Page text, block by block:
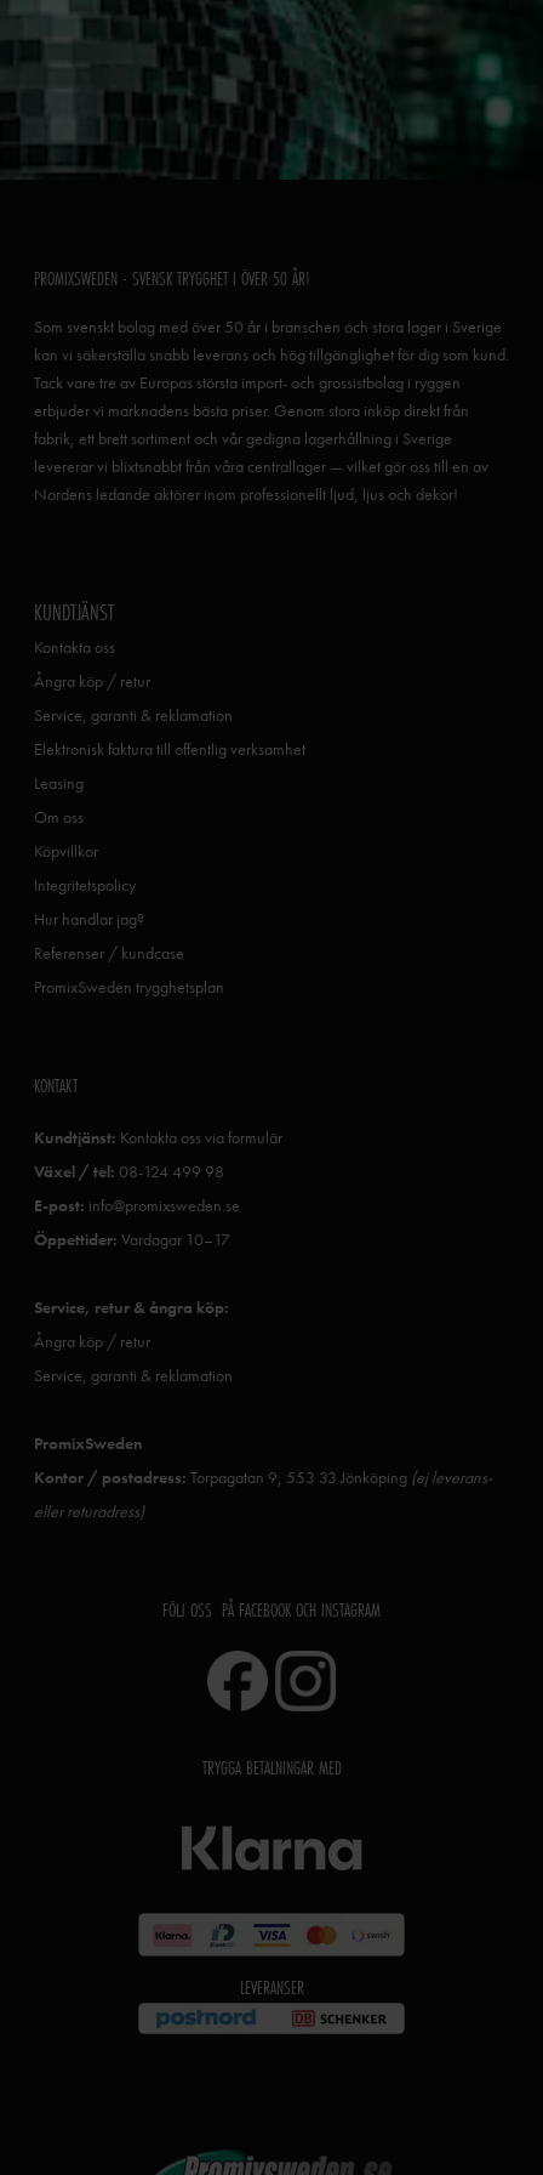
PROMIXSWEDEN - SVENSK TRYGGHET I ÖVER 50 ÅR!
Som svenskt bolag med över 50 år i branschen och stora lager i Sverige
kan vi säkerställa snabb leverans och hög tillgänglighet för dig som kund.
Tack vare tre av Europas största import- och grossistbolag i ryggen
erbjuder vi marknadens bästa priser. Genom stora inköp direkt från
fabrik, ett brett sortiment och vår gedigna lagerhållning i Sverige
levererar vi blixtsnabbt från våra centrallager — vilket gör oss till en av
Nordens ledande aktörer inom professionellt ljud, ljus och dekor!
KUNDTJÄNST
Kontakta oss
Ångra köp / retur
Service, garanti & reklamation
Elektronisk faktura till offentlig verksamhet
Leasing
Om oss
Köpvillkor
Integritetspolicy
Hur handlar jag?
Referenser / kundcase
PromixSweden trygghetsplan
KONTAKT
Kundtjänst: Kontakta oss via formulär
Växel / tel: 08-124 499 98
E-post: info@promixsweden.se
Öppettider: Vardagar 10–17
Service, retur & ångra köp:
Ångra köp / retur
Service, garanti & reklamation
PromixSweden
Kontor / postadress: Torpagatan 9, 553 33 Jönköping (ej leverans-
eller returadress)
FÖLJ OSS PÅ FACEBOOK OCH INSTAGRAM
TRYGGA BETALNINGAR MED
LEVERANSER